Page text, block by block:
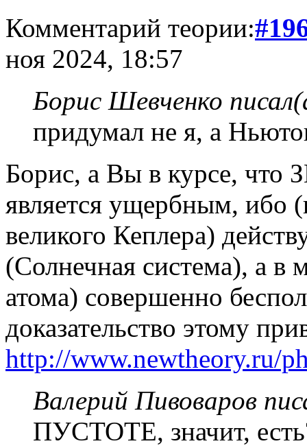
Комментарий теории:
ноя 2024, 18:57
Борис Шевченко
придумал не я, а
Борис, а Вы в курсе, что
является ущербным, ибо
великого Кеплера)
(Солнечная система), а в
атома) совершенно
доказательство этому
http://www.newtheory.ru/
Валерий Пивоваров
ПУСТОТЕ, значит,